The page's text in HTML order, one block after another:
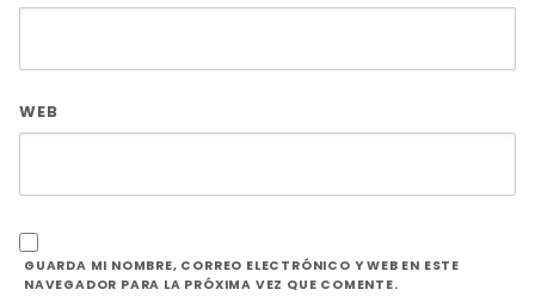
WEB
GUARDA MI NOMBRE, CORREO ELECTRÓNICO Y WEB EN ESTE
NAVEGADOR PARA LA PRÓXIMA VEZ QUE COMENTE.